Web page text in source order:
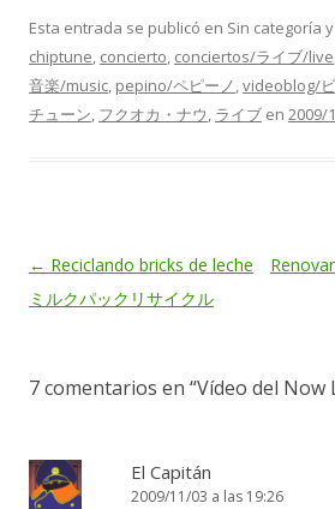
Esta entrada se publicó en Sin categoría
chiptune, concierto, conciertos/ライブ/live
音楽/music, pepino/ペピーノ,videoblog/
チューン, フクオカ・ナウ, ライブ en 2009/
Navegación
de
← Reciclando bricks de leche
ミルクパックリサイクル
7 comentarios en “Vídeo del Now
El Capitán
2009/11/03 a las 19:26